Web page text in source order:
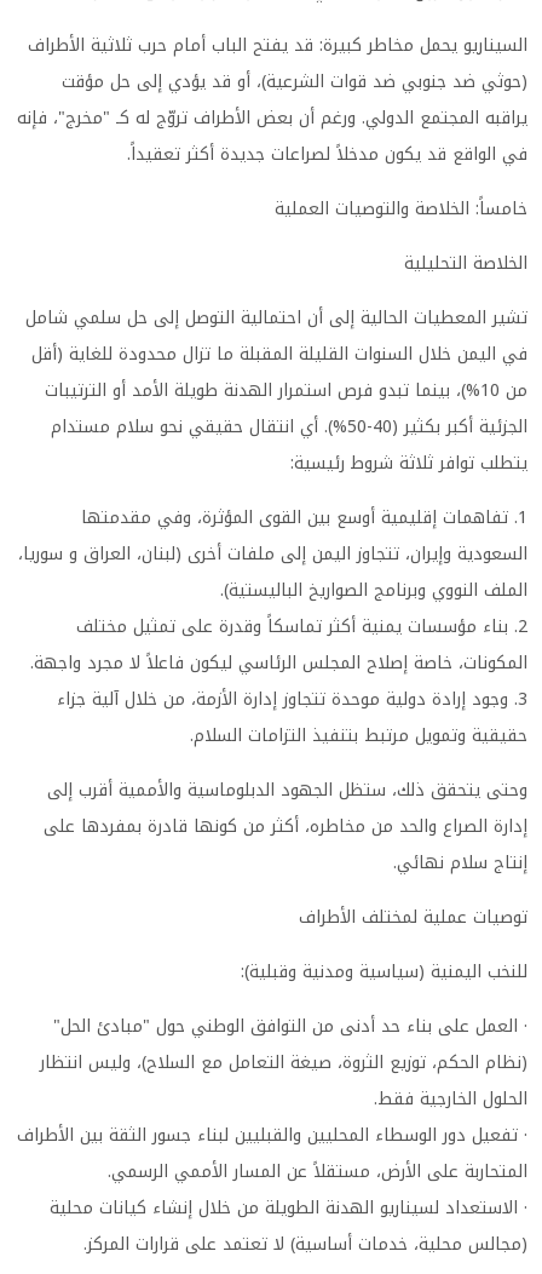
السيناريو يحمل مخاطر كبيرة: قد يفتح الباب أمام حرب ثلاثية الأطراف
(حوثي ضد جنوبي ضد قوات الشرعية)، أو قد يؤدي إلى حل مؤقت
يراقبه المجتمع الدولي. ورغم أن بعض الأطراف تروّج له كـ "مخرج"، فإنه
في الواقع قد يكون مدخلاً لصراعات جديدة أكثر تعقيداً.
خامساً: الخلاصة والتوصيات العملية
الخلاصة التحليلية
تشير المعطيات الحالية إلى أن احتمالية التوصل إلى حل سلمي شامل
في اليمن خلال السنوات القليلة المقبلة ما تزال محدودة للغاية (أقل
من 10%)، بينما تبدو فرص استمرار الهدنة طويلة الأمد أو الترتيبات
الجزئية أكبر بكثير (40-50%). أي انتقال حقيقي نحو سلام مستدام
يتطلب توافر ثلاثة شروط رئيسية:
1. تفاهمات إقليمية أوسع بين القوى المؤثرة، وفي مقدمتها
السعودية وإيران، تتجاوز اليمن إلى ملفات أخرى (لبنان، العراق و سوريا،
الملف النووي وبرنامج الصواريخ الباليستية).
2. بناء مؤسسات يمنية أكثر تماسكاً وقدرة على تمثيل مختلف
المكونات، خاصة إصلاح المجلس الرئاسي ليكون فاعلاً لا مجرد واجهة.
3. وجود إرادة دولية موحدة تتجاوز إدارة الأزمة، من خلال آلية جزاء
حقيقية وتمويل مرتبط بتنفيذ التزامات السلام.
وحتى يتحقق ذلك، ستظل الجهود الدبلوماسية والأممية أقرب إلى
إدارة الصراع والحد من مخاطره، أكثر من كونها قادرة بمفردها على
إنتاج سلام نهائي.
توصيات عملية لمختلف الأطراف
للنخب اليمنية (سياسية ومدنية وقبلية):
· العمل على بناء حد أدنى من التوافق الوطني حول "مبادئ الحل"
(نظام الحكم، توزيع الثروة، صيغة التعامل مع السلاح)، وليس انتظار
الحلول الخارجية فقط.
· تفعيل دور الوسطاء المحليين والقبليين لبناء جسور الثقة بين الأطراف
المتحاربة على الأرض، مستقلاً عن المسار الأممي الرسمي.
· الاستعداد لسيناريو الهدنة الطويلة من خلال إنشاء كيانات محلية
(مجالس محلية، خدمات أساسية) لا تعتمد على قرارات المركز.